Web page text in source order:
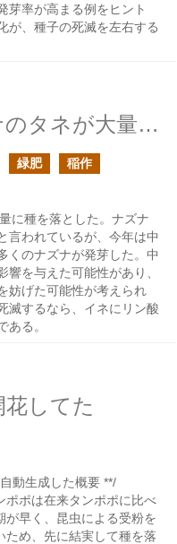
芽率が高まる例をヒント
が、種子の死滅を左右する
レンゲ米の田にナズナのタネが大量に落ちた
緑肥 稲作
に種を落とした。ナズナ
言われているが、今年は中
くのナズナが発芽した。中
を与えた可能性があり、
妨げた可能性が考えられ
滅するなら、イネにリン酸
る。
してた
動生成した概要 **/
ポポは在来タンポポに比べ
が早く、昆虫による受粉を
ため、先に結実して種を落